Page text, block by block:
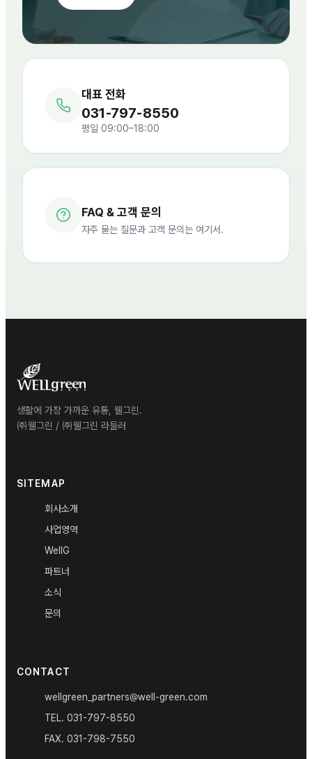
대표 전화
031-797-8550
평일 09:00–18:00
FAQ & 고객 문의
자주 묻는 질문과 고객 문의는 여기서.
생활에 가장 가까운 유통, 웰그린.
㈜웰그린 / ㈜웰그린 라들러
SITEMAP
회사소개
사업영역
WellG
파트너
소식
문의
CONTACT
wellgreen_partners@well-green.com
TEL. 031-797-8550
FAX. 031-798-7550